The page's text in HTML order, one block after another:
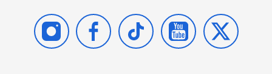
INSTAGRAMFACEBOOK
TIKTOK YOUTUBE
X